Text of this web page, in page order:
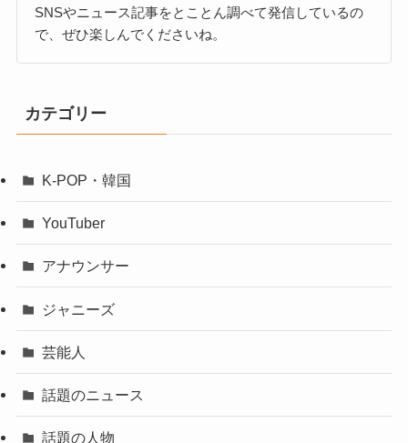
SNSやニュース記事をとことん調べて発信しているの
で、ぜひ楽しんでくださいね。
カテゴリー
K-POP・韓国
YouTuber
アナウンサー
ジャニーズ
芸能人
話題のニュース
話題の人物